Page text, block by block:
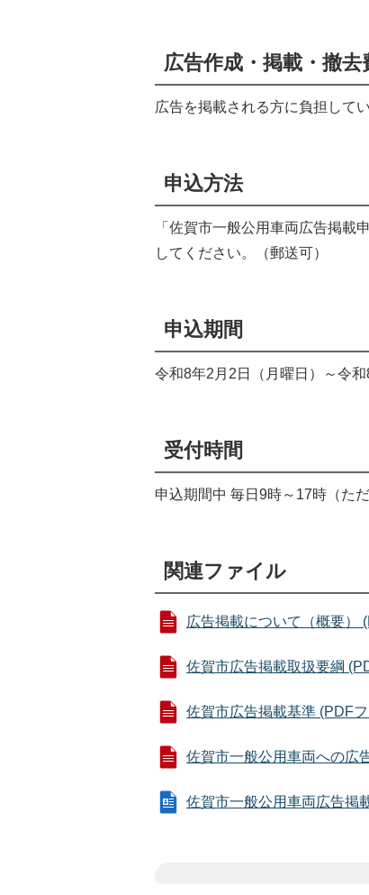
広告作成・掲載・撤去
広告を掲載される方に負担して
申込方法
「佐賀市一般公用車両広告掲載
してください。（郵送可）
申込期間
令和8年2月2日（月曜日）～令和
受付時間
申込期間中 毎日9時～17時（た
関連ファイル
広告掲載について（概要）
佐賀市広告掲載取扱要綱
佐賀市広告掲載基準 (PDF
佐賀市一般公用車両への広
佐賀市一般公用車両広告掲